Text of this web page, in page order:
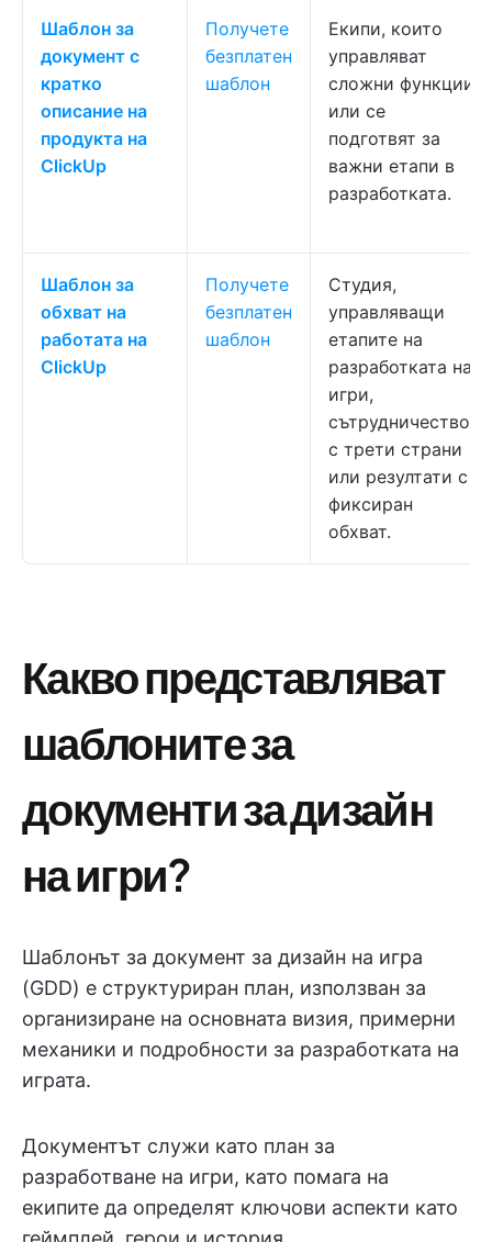
Шаблон за
документ с
кратко
описание на
продукта на
ClickUp
Получете
безплатен
шаблон
Екипи, които
управляват
сложни функции
или се
подготвят за
важни етапи в
разработката.
Шаблон за
обхват на
работата на
ClickUp
Получете
безплатен
шаблон
Студия,
управляващи
етапите на
разработката на
игри,
сътрудничество
с трети страни
или резултати с
фиксиран
обхват.
Какво представляват
шаблоните за
документи за дизайн
на игри?
Шаблонът за документ за дизайн на игра
(GDD) е структуриран план, използван за
организиране на основната визия, примерни
механики и подробности за разработката на
играта.
Документът служи като план за
разработване на игри, като помага на
екипите да определят ключови аспекти като